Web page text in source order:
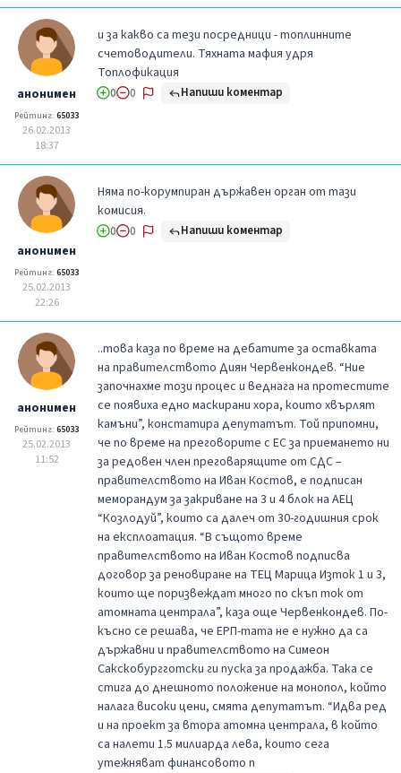
анонимен
Рейтинг: 65033
26.02.2013
18:37
и за какво са тези посредници - топлинните
счетоводители. Тяхната мафия удря
Топлофикация
0 0 Напиши коментар
анонимен
Рейтинг: 65033
25.02.2013
22:26
Няма по-корумпиран държавен орган от тази
комисия.
0 0 Напиши коментар
анонимен
Рейтинг: 65033
25.02.2013
11:52
..това каза по време на дебатите за оставката
на правителството Диян Червенкондев. “Ние
започнахме този процес и веднага на протестите
се появиха едно маскирани хора, които хвърлят
камъни”, констатира депутатът. Той припомни,
че по време на преговорите с ЕС за приемането ни
за редовен член преговарящите от СДС –
правителството на Иван Костов, е подписан
меморандум за закриване на 3 и 4 блок на АЕЦ
“Козлодуй”, които са далеч от 30-годишния срок
на експлоатация. “В същото време
правителството на Иван Костов подписва
договор за реновиране на ТЕЦ Марица Изток 1 и 3,
които ще поризвеждат много по скъп ток от
атомната централа”, каза още Червенкондев. По-
късно се решава, че ЕРП-тата не е нужно да са
държавни и правителството на Симеон
Сакскобургготски ги пуска за продажба. Така се
стига до днешното положение на монопол, който
налага високи цени, смята депутатът. “Идва ред
и на проект за втора атомна централа, в който
са налети 1.5 милиарда лева, които сега
утежняват финансовото п